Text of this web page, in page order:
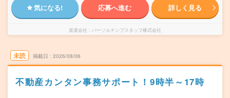
気になる! 応募へ進む 詳しく見る
派遣会社 パーソルテンプスタッフ株式会社
未読 掲載日 2026/08/06
不動産カンタン事務サポート！9時半～17時